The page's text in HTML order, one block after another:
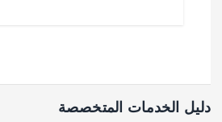
دليل الخدمات المتخصصة